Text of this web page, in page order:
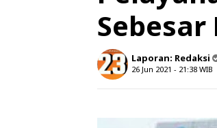
Laporan: Redaksi
26 Jun 2021 - 21:38 WIB